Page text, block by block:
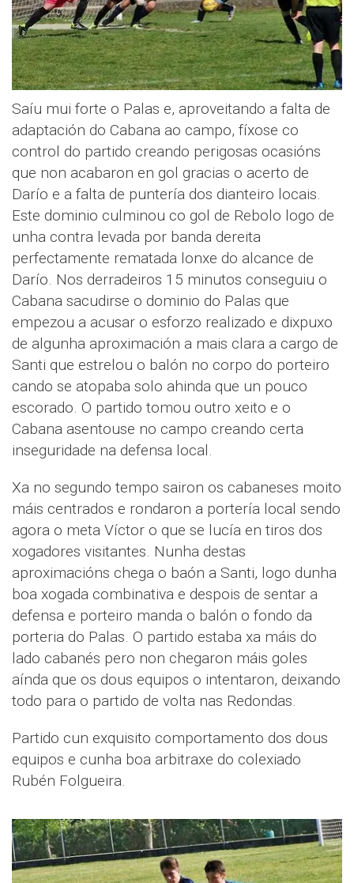
Saíu mui forte o Palas e, aproveitando a falta de
adaptación do Cabana ao campo, fíxose co
control do partido creando perigosas ocasións
que non acabaron en gol gracias o acerto de
Darío e a falta de puntería dos dianteiro locais.
Este dominio culminou co gol de Rebolo logo de
unha contra levada por banda dereita
perfectamente rematada lonxe do alcance de
Darío. Nos derradeiros 15 minutos conseguiu o
Cabana sacudirse o dominio do Palas que
empezou a acusar o esforzo realizado e dixpuxo
de algunha aproximación a mais clara a cargo de
Santi que estrelou o balón no corpo do porteiro
cando se atopaba solo ahinda que un pouco
escorado. O partido tomou outro xeito e o
Cabana asentouse no campo creando certa
inseguridade na defensa local.
Xa no segundo tempo sairon os cabaneses moito
máis centrados e rondaron a portería local sendo
agora o meta Víctor o que se lucía en tiros dos
xogadores visitantes. Nunha destas
aproximacións chega o baón a Santi, logo dunha
boa xogada combinativa e despois de sentar a
defensa e porteiro manda o balón o fondo da
porteria do Palas. O partido estaba xa máis do
lado cabanés pero non chegaron máis goles
aínda que os dous equipos o intentaron, deixando
todo para o partido de volta nas Redondas.
Partido cun exquisito comportamento dos dous
equipos e cunha boa arbitraxe do colexiado
Rubén Folgueira.